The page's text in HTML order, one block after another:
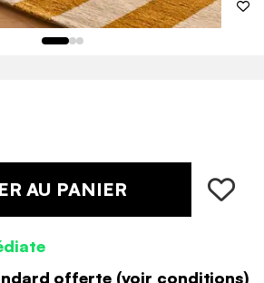
AU PANIER
offerte (voir conditions)